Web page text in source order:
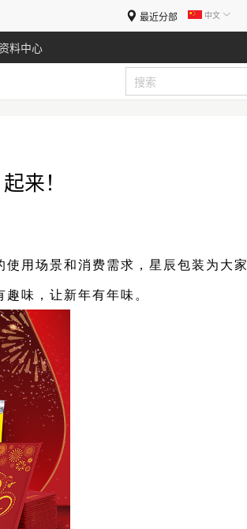
料中心
最近分部 中文
来！
使用场景和消费需求，星辰包装 为大家
味，让新年有年味。